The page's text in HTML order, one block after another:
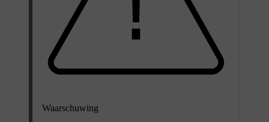
Waarschuwing